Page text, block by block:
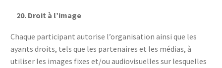
20. Droit à l’image
Chaque participant autorise l’organisation ainsi que les
ayants droits, tels que les partenaires et les médias, à
utiliser les images fixes et/ou audiovisuelles sur lesquelles